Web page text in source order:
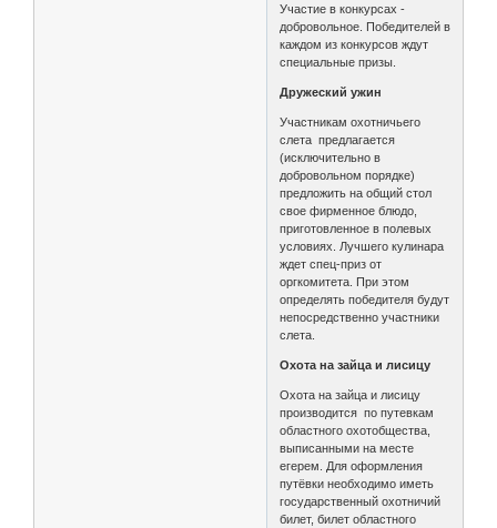
Участие в конкурсах -
добровольное. Победителей в
каждом из конкурсов ждут
специальные призы.
Дружеский ужин
Участникам охотничьего
слета предлагается
(исключительно в
добровольном порядке)
предложить на общий стол
свое фирменное блюдо,
приготовленное в полевых
условиях. Лучшего кулинара
ждет спец-приз от
оргкомитета. При этом
определять победителя будут
непосредственно участники
слета.
Охота на зайца и лисицу
Охота на зайца и лисицу
производится по путевкам
областного охотобщества,
выписанными на месте
егерем. Для оформления
путёвки необходимо иметь
государственный охотничий
билет, билет областного